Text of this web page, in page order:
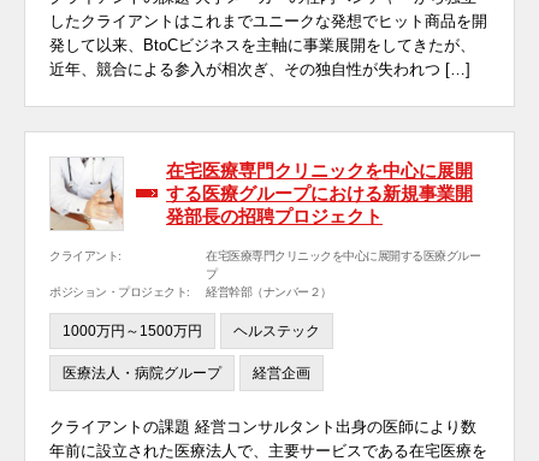
したクライアントはこれまでユニークな発想でヒット商品を開
発して以来、BtoCビジネスを主軸に事業展開をしてきたが、
近年、競合による参入が相次ぎ、その独自性が失われつ […]
在宅医療専門クリニックを中心に展開
する医療グループにおける新規事業開
発部長の招聘プロジェクト
クライアント:
在宅医療専門クリニックを中心に展開する医療グルー
プ
ポジション・プロジェクト:
経営幹部（ナンバー２）
1000万円～1500万円 ヘルステック
医療法人・病院グループ 経営企画
クライアントの課題 経営コンサルタント出身の医師により数
年前に設立された医療法人で、主要サービスである在宅医療を